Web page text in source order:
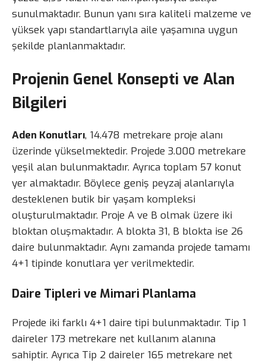
sunulmaktadır. Bunun yanı sıra kaliteli malzeme ve
yüksek yapı standartlarıyla aile yaşamına uygun
şekilde planlanmaktadır.
Projenin Genel Konsepti ve Alan
Bilgileri
Aden Konutları, 14.478 metrekare proje alanı
üzerinde yükselmektedir. Projede 3.000 metrekare
yeşil alan bulunmaktadır. Ayrıca toplam 57 konut
yer almaktadır. Böylece geniş peyzaj alanlarıyla
desteklenen butik bir yaşam kompleksi
oluşturulmaktadır. Proje A ve B olmak üzere iki
bloktan oluşmaktadır. A blokta 31, B blokta ise 26
daire bulunmaktadır. Aynı zamanda projede tamamı
4+1 tipinde konutlara yer verilmektedir.
Daire Tipleri ve Mimari Planlama
Projede iki farklı 4+1 daire tipi bulunmaktadır. Tip 1
daireler 173 metrekare net kullanım alanına
sahiptir. Ayrıca Tip 2 daireler 165 metrekare net